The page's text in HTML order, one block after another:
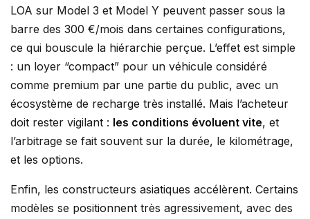
LOA sur Model 3 et Model Y peuvent passer sous la
barre des 300 €/mois dans certaines configurations,
ce qui bouscule la hiérarchie perçue. L’effet est simple
: un loyer “compact” pour un véhicule considéré
comme premium par une partie du public, avec un
écosystème de recharge très installé. Mais l’acheteur
doit rester vigilant : les conditions évoluent vite, et
l’arbitrage se fait souvent sur la durée, le kilométrage,
et les options.
Enfin, les constructeurs asiatiques accélèrent. Certains
modèles se positionnent très agressivement, avec des